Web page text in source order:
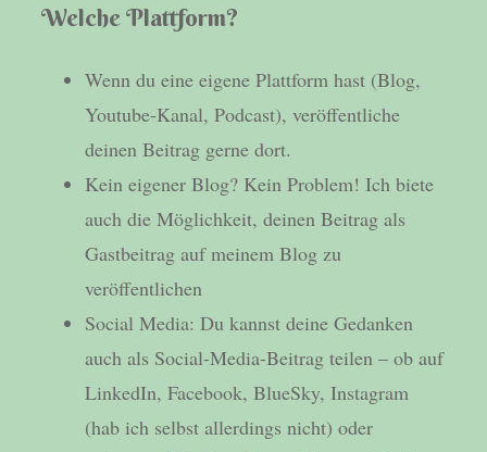
Welche Plattform?
Wenn du eine eigene Plattform hast (Blog,
Youtube-Kanal, Podcast), veröffentliche
deinen Beitrag gerne dort.
Kein eigener Blog? Kein Problem! Ich biete
auch die Möglichkeit, deinen Beitrag als
Gastbeitrag auf meinem Blog zu
veröffentlichen
Social Media: Du kannst deine Gedanken
auch als Social-Media-Beitrag teilen – ob auf
LinkedIn, Facebook, BlueSky, Instagram
(hab ich selbst allerdings nicht) oder